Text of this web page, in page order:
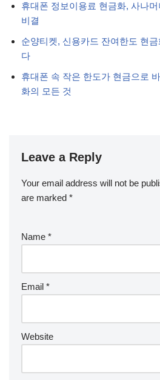
휴대폰 정보이용료 현금화, 사나
비결
순양티켓, 신용카드 잔여한도 현
다
휴대폰 속 작은 한도가 현금으로
화의 모든 것
Leave a Reply
Your email address will not be
are marked *
Name *
Email *
Website